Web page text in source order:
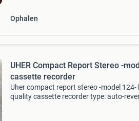
Ophalen
UHER Compact Report Stereo -
cassette recorder
Uher compact report stereo -model 124-
quality cassette recorder type: auto-